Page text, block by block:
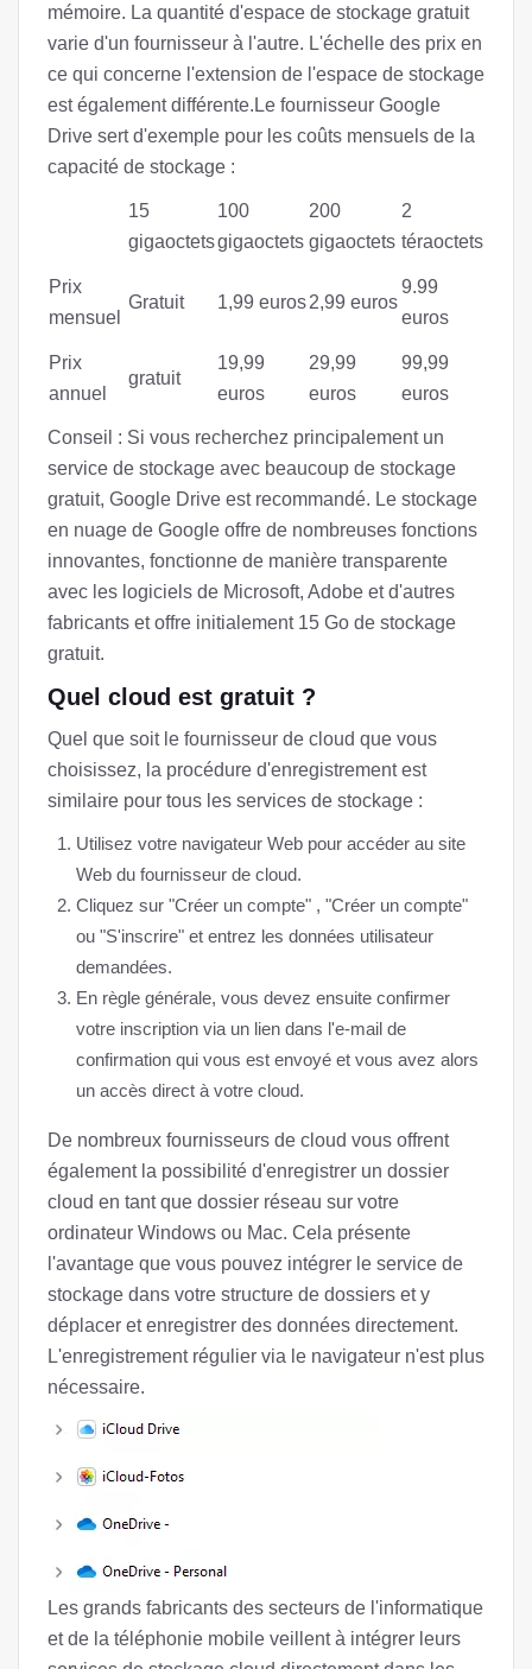
mémoire. La quantité d'espace de stockage gratuit
varie d'un fournisseur à l'autre. L'échelle des prix en
ce qui concerne l'extension de l'espace de stockage
est également différente.Le fournisseur Google
Drive sert d'exemple pour les coûts mensuels de la
capacité de stockage :
15
gigaoctets
100
gigaoctets
200
gigaoctets
2
téraoctets
Prix
mensuel
Gratuit 1,99 euros2,99 euros
9.99
euros
Prix
annuel
gratuit
19,99
euros
29,99
euros
99,99
euros
Conseil : Si vous recherchez principalement un
service de stockage avec beaucoup de stockage
gratuit, Google Drive est recommandé. Le stockage
en nuage de Google offre de nombreuses fonctions
innovantes, fonctionne de manière transparente
avec les logiciels de Microsoft, Adobe et d'autres
fabricants et offre initialement 15 Go de stockage
gratuit.
Quel cloud est gratuit ?
Quel que soit le fournisseur de cloud que vous
choisissez, la procédure d'enregistrement est
similaire pour tous les services de stockage :
Utilisez votre navigateur Web pour accéder au site
Web du fournisseur de cloud.
Cliquez sur "Créer un compte" , "Créer un compte"
ou "S'inscrire" et entrez les données utilisateur
demandées.
En règle générale, vous devez ensuite confirmer
votre inscription via un lien dans l'e-mail de
confirmation qui vous est envoyé et vous avez alors
un accès direct à votre cloud.
De nombreux fournisseurs de cloud vous offrent
également la possibilité d'enregistrer un dossier
cloud en tant que dossier réseau sur votre
ordinateur Windows ou Mac. Cela présente
l'avantage que vous pouvez intégrer le service de
stockage dans votre structure de dossiers et y
déplacer et enregistrer des données directement.
L'enregistrement régulier via le navigateur n'est plus
nécessaire.
Les grands fabricants des secteurs de l'informatique
et de la téléphonie mobile veillent à intégrer leurs